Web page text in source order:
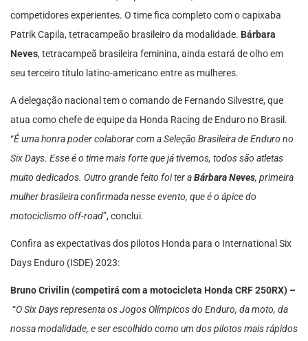
competidores experientes. O time fica completo com o capixaba
Patrik Capila, tetracampeão brasileiro da modalidade. Bárbara
Neves, tetracampeã brasileira feminina, ainda estará de olho em
seu terceiro título latino-americano entre as mulheres.
A delegação nacional tem o comando de Fernando Silvestre, que
atua como chefe de equipe da Honda Racing de Enduro no Brasil.
“É uma honra poder colaborar com a Seleção Brasileira de Enduro no
Six Days. Esse é o time mais forte que já tivemos, todos são atletas
muito dedicados. Outro grande feito foi ter aBárbara Neves, primeira
mulher brasileira confirmada nesse evento, que é o ápice do
motociclismo off-road”, conclui.
Confira as expectativas dos pilotos Honda para o International Six
Days Enduro (ISDE) 2023:
Bruno Crivilin (competirá com a motocicleta Honda CRF 250RX) –
“O Six Days representa os Jogos Olímpicos do Enduro, da moto, da
nossa modalidade, e ser escolhido como um dos pilotos mais rápidos